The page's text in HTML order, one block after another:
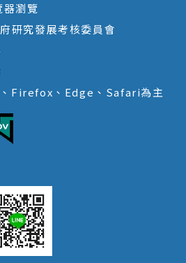
瀏覽
研究發展考核委員會
Firefox、Edge、Safari為主